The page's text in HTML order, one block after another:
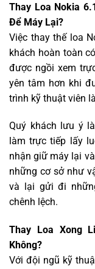
Thay Loa Nokia
Để Máy Lại?
Việc thay thế loa
khách hoàn toàn
được ngồi xem
yên tâm hơn khi
trình kỹ thuật viên
Quý khách lưu ý
làm trực tiếp lấy
nhận giữ máy lại
những cơ sở như
và lại gửi đi
chênh lệch.
Thay Loa Xong
Không?
Với đội ngũ kỹ